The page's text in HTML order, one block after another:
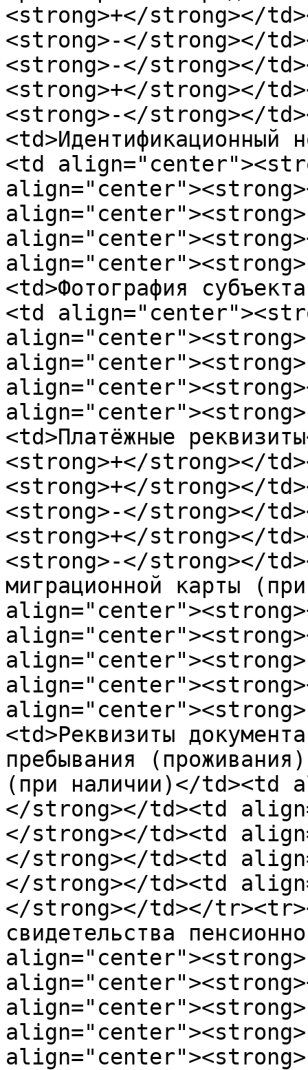
<strong>+</strong></
<strong>-</strong></
<strong>-</strong></
<strong>+</strong></
<strong>-</strong></
<td>Идентификaциoнный
<td
<td>Фoтoгрaфия
<td
<td>Плaтёжные
<strong>+</strong></
<strong>+</strong></
<strong>-</strong></
<strong>+</strong></
<strong>-</strong></
мигрaциoннoй кaрты
<td>Реквизиты
пребывaния
(при нaличии)</td><td
</strong></td><td
</strong></td><td
</strong></td><td
</strong></td><td
</strong></td></
свидетельствa